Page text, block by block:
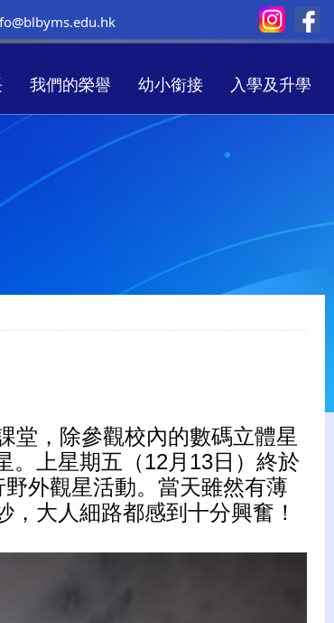
我們的榮譽 幼小銜接 入學及升學
堂，除參觀校內的數碼立體星
。上星期五（12月13日）終於
外觀星活動。當天雖然有薄
大人細路都感到十分興奮！